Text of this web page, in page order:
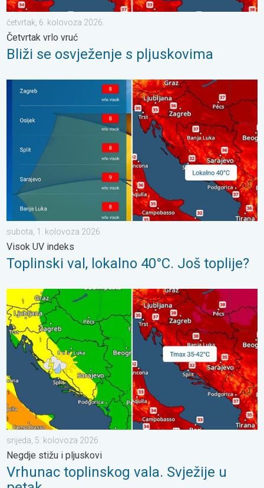
četvrtak, 6. kolovoza 2026.
Četvrtak vrlo vruć
Bliži se osvježenje s pljuskovima
Toplinski val, lokalno 40°C. Još toplije?. Visok UV indeks. . .
subota, 1. kolovoza 2026.
Visok UV indeks
Toplinski val, lokalno 40°C. Još toplije?
Vrhunac toplinskog vala. Svježije u petak. Negdje stižu i
srijeda, 5. kolovoza 2026.
Negdje stižu i pljuskovi
Vrhunac toplinskog vala. Svježije u